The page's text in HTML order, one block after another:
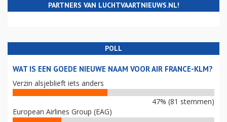
PARTNERS VAN LUCHTVAARTNIEUWS.NL!
POLL
WAT IS EEN GOEDE NIEUWE NAAM VOOR AIR FRANCE-KLM?
Verzin alsjeblieft iets anders
47% (81 stemmen)
European Airlines Group (EAG)